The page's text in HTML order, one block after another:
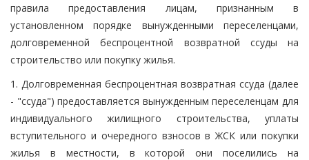
правила предоставления лицам, признанным в
установленном порядке вынужденными переселенцами,
долговременной беспроцентной возвратной ссуды на
строительство или покупку жилья.
1. Долговременная беспроцентная возвратная ссуда (далее
- "ссуда") предоставляется вынужденным переселенцам для
индивидуального жилищного строительства, уплаты
вступительного и очередного взносов в ЖСК или покупки
жилья в местности, в которой они поселились на